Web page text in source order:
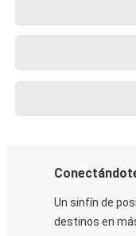
Un sinfín de
destinos en